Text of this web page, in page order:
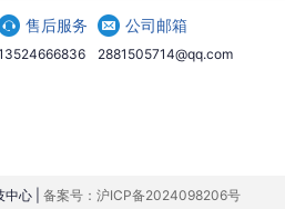
售后服务 公司邮箱
2881505714@qq.com
心 | 备案号：沪ICP备2024098206号